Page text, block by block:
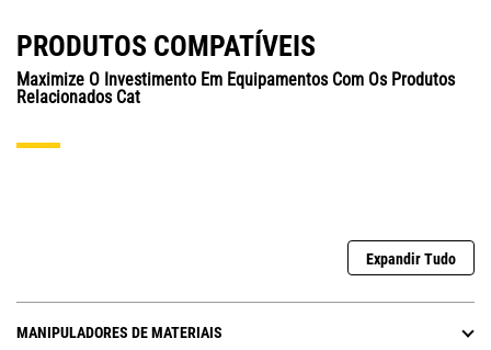
PRODUTOS COMPATÍVEIS
Maximize O Investimento Em Equipamentos Com Os Produtos
Relacionados Cat
Expandir Tudo
MANIPULADORES DE MATERIAIS